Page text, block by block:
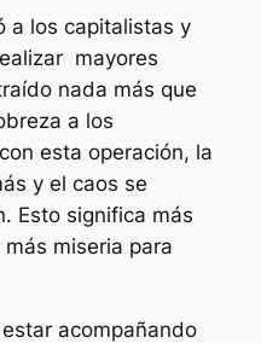
a los capitalistas y
mayores
nada más que
a los
esta operación, la
y el caos se
Esto significa más
miseria para
acompañando